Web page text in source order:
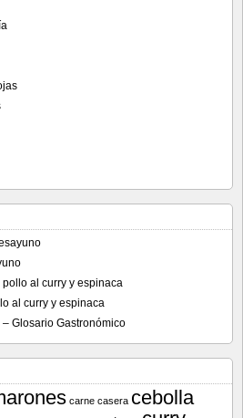
al curry y espinaca
al curry y espinaca
– Glosario Gastronómico
carne casera cebolla